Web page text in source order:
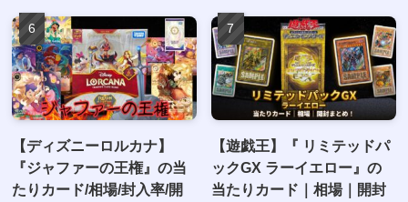
【ディズニーロルカナ】
『ジャファーの王権』の当
たりカード/相場/封入率/開
【遊戯王】『 リミテッドパ
ックGX ラーイエロー』の
当たりカード｜相場｜開封